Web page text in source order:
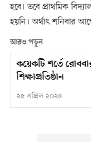
হবে। তবে প্রাথমিক
হয়নি। অর্থাৎ শনিবার
আরও পড়ুন
কয়েকটি শর্তে
শিক্ষাপ্রতিষ্ঠান
২৫ এপ্রিল ২০২৪